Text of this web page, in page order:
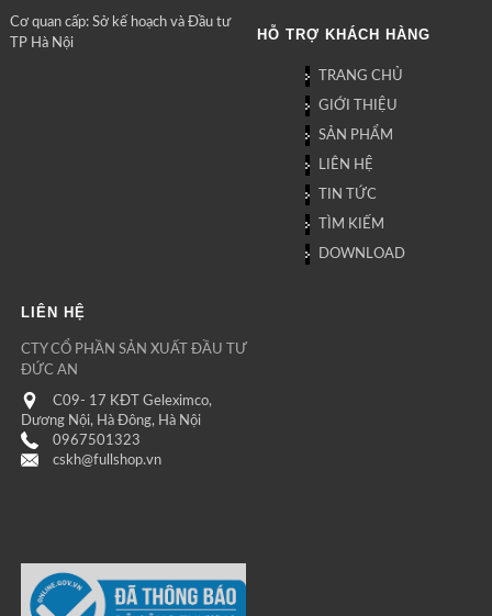
Cơ quan cấp: Sở kế hoạch và Đầu tư
TP Hà Nội
HỖ TRỢ KHÁCH HÀNG
TRANG CHỦ
GIỚI THIỆU
SẢN PHẨM
LIÊN HỆ
TIN TỨC
TÌM KIẾM
DOWNLOAD
LIÊN HỆ
CTY CỔ PHẦN SẢN XUẤT ĐẦU TƯ
ĐỨC AN
C09- 17 KĐT Geleximco,
Dương Nội, Hà Đông, Hà Nội
0967501323
cskh@fullshop.vn